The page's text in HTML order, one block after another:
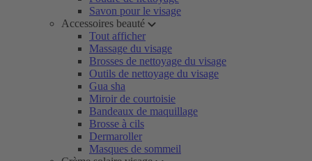
Savon pour le visage
Accessoires beauté
Tout afficher
Massage du visage
Brosses de nettoyage du visage
Outils de nettoyage du visage
Gua sha
Miroir de courtoisie
Bandeaux de maquillage
Brosse à cils
Dermaroller
Masques de sommeil